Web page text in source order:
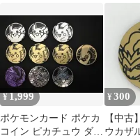
¥1,999
ポケモンカード ポケカ
コイン ピカチュウ ダー
¥300
【中古
ウカザ